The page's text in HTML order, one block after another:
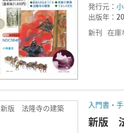
発行元：
出版年：
新刊 在庫
新版 法隆寺の建築 入門書・
新版